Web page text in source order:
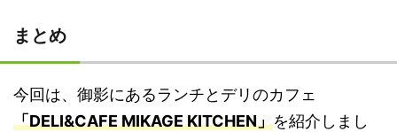
まとめ
今回は、御影にあるランチとデリのカフェ
「DELI&CAFE MIKAGE KITCHEN」を紹介しまし